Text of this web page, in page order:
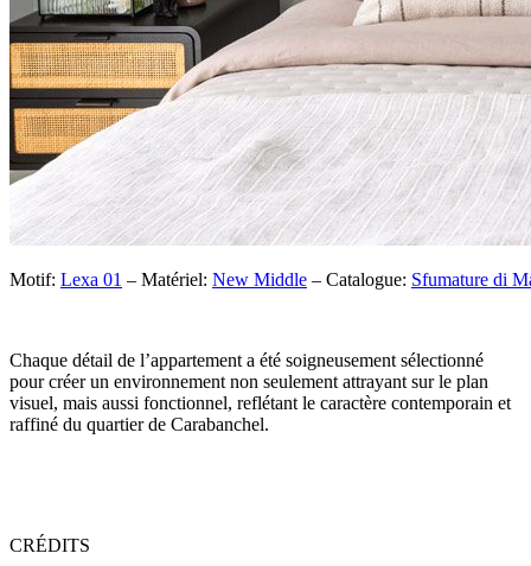
Motif: Lexa 01 – Matériel: New Middle – Catalogue: Sfumature di
Chaque détail de l’appartement a été soigneusement sélectionné
pour créer un environnement non seulement attrayant sur le plan
visuel, mais aussi fonctionnel, reflétant le caractère contemporain et
raffiné du quartier de Carabanchel.
CRÉDITS